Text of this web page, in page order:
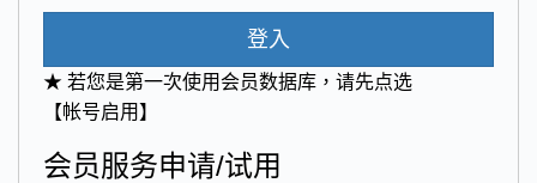
登入
★ 若您是第一次使用会员数据库，请先点选
【帐号启用】
会员服务申请/试用